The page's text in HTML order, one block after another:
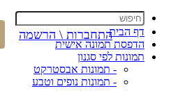
דף הבית
הדפסת תמונה אישית
תמונות לפי סגנון
- תמונות אבסטרקט
- תמונות נופים וטבע
התחברות \ הרשמה